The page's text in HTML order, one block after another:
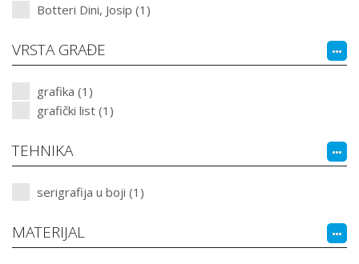
Botteri Dini, Josip (1)
VRSTA GRAĐE
grafika (1)
grafički list (1)
TEHNIKA
serigrafija u boji (1)
MATERIJAL